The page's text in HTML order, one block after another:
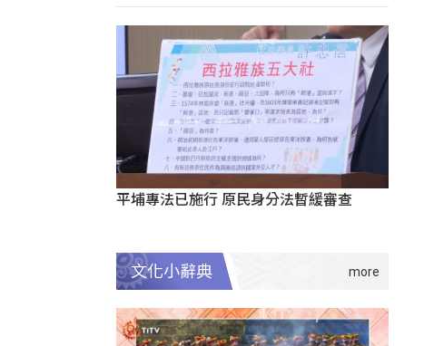
平埔專法已施行 原民身分法暫緩審查
文化小辭典